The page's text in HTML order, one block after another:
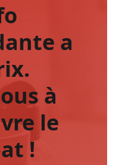
a
à
le
!